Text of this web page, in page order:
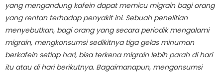
yang mengandung kafein dapat memicu migrain bagi orang
yang rentan terhadap penyakit ini. Sebuah penelitian
menyebutkan, bagi orang yang secara periodik mengalami
migrain, mengkonsumsi sedikitnya tiga gelas minuman
berkafein setiap hari, bisa terkena migrain lebih parah di hari
itu atau di hari berikutnya. Bagaimanapun, mengonsumsi